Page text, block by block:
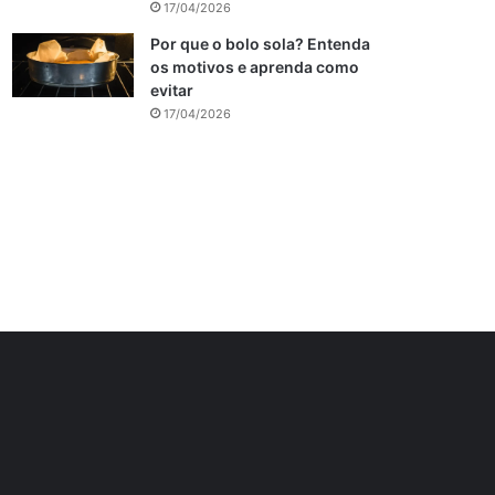
17/04/2026
Por que o bolo sola? Entenda
os motivos e aprenda como
evitar
17/04/2026